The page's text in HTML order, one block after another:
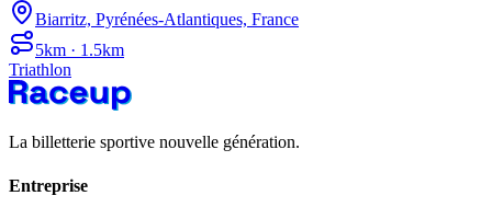
Biarritz, Pyrénées-Atlantiques, France
5km · 1.5km
Triathlon
La billetterie sportive nouvelle génération.
Entreprise